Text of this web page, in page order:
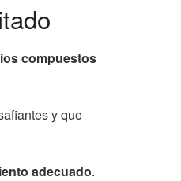
compuestos
y que
adecuado.